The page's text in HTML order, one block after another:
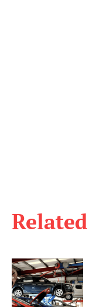
Related